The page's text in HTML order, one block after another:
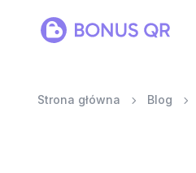
Strona główna Blog